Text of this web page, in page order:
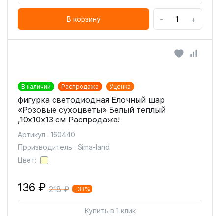
В корзину - +
В наличии Распродажа Уценка
фигурка светодиодная Ёлочный шар
«Розовые сухоцветы» Белый теплый
,10х10х13 см Распродажа!
Артикул : 160440
Производитель : Sima-land
Цвет:
136 ₽ 218 ₽ -38%
Купить в 1 клик